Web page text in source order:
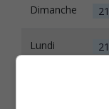
Dimanche
Lundi